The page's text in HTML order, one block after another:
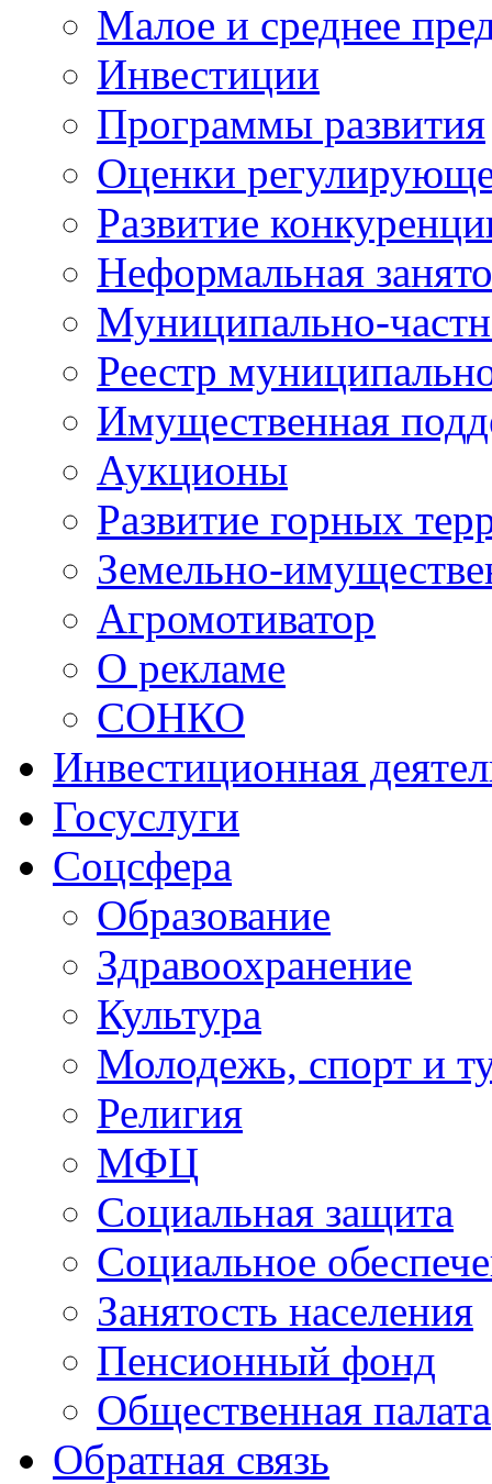
Малое и среднее
Инвестиции
Программы развития
Оценки
Развитие
Неформальная
Муниципально-
Реестр
Имущественная
Аукционы
Развитие горных
Земельно-
Агромотиватор
О рекламе
СОНКО
Инвестиционная
Госуслуги
Соцсфера
Образование
Здравоохранение
Культура
Молодежь, спорт и
Религия
МФЦ
Социальная защита
Социальное
Занятость населения
Пенсионный фонд
Общественная палата
Обратная связь